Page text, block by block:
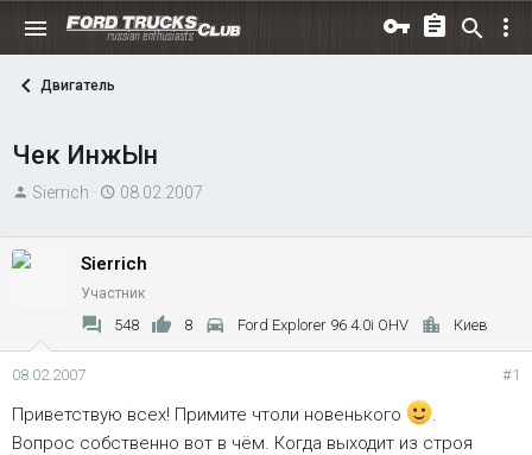
Двигатель
Чек ИнжЫн
А
т
е
м
Sierrich
Д
т
а
н
а
ч
а
08.02.2007
Sierrich
Участник
548 8 Ford Explorer 96 4.0i OHV Киев
08.02.2007 #1
Приветствую всех! Примите чтоли новенького
.
Вопрос собственно вот в чём. Когда выходит из строя